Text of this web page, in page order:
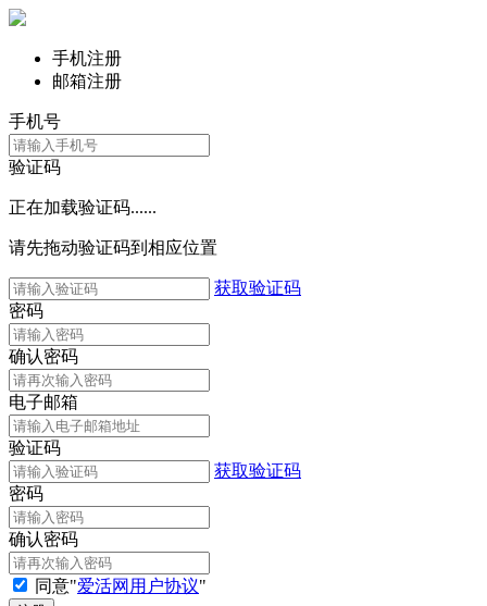
手机注册
邮箱注册
手机号
验证码
正在加载验证码......
请先拖动验证码到相应位置
获取验证码
密码
确认密码
电子邮箱
验证码
获取验证码
密码
确认密码
同意"爱活网用户协议"